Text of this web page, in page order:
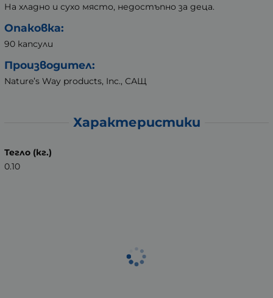
На хладно и сухо място, недостъпно за деца.
Опаковка:
90 капсули
Производител:
Nature’s Way products, Inc., САЩ
Характеристики
Тегло (кг.)
0.10